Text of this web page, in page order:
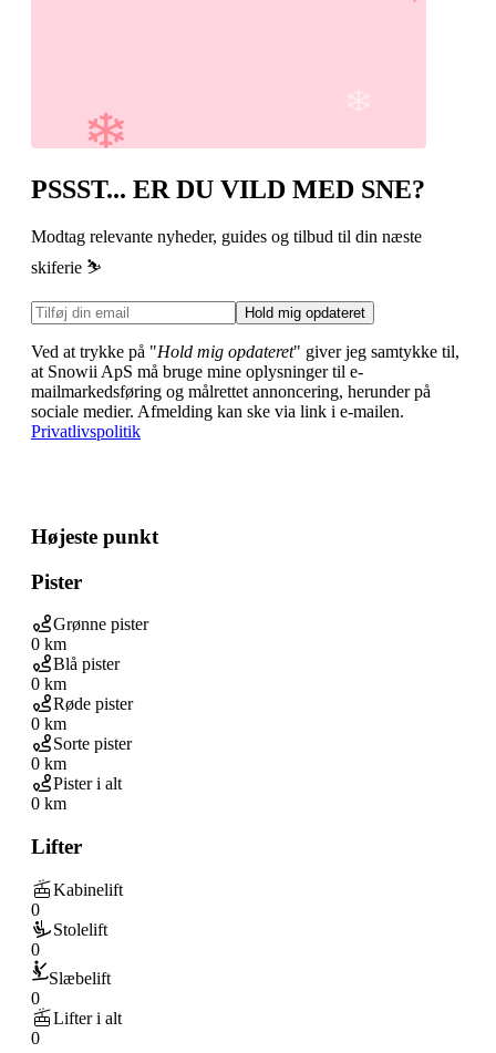
PSSST... ER DU VILD MED SNE?
Modtag relevante nyheder, guides og tilbud til din næste
skiferie ⛷️
Hold mig opdateret
Ved at trykke på "Hold mig opdateret" giver jeg samtykke til,
at Snowii ApS må bruge mine oplysninger til e-
mailmarkedsføring og målrettet annoncering, herunder på
sociale medier. Afmelding kan ske via link i e-mailen.
Privatlivspolitik
Højeste punkt
Pister
Grønne pister
0 km
Blå pister
0 km
Røde pister
0 km
Sorte pister
0 km
Pister i alt
0 km
Lifter
Kabinelift
0
Stolelift
0
Slæbelift
0
Lifter i alt
0